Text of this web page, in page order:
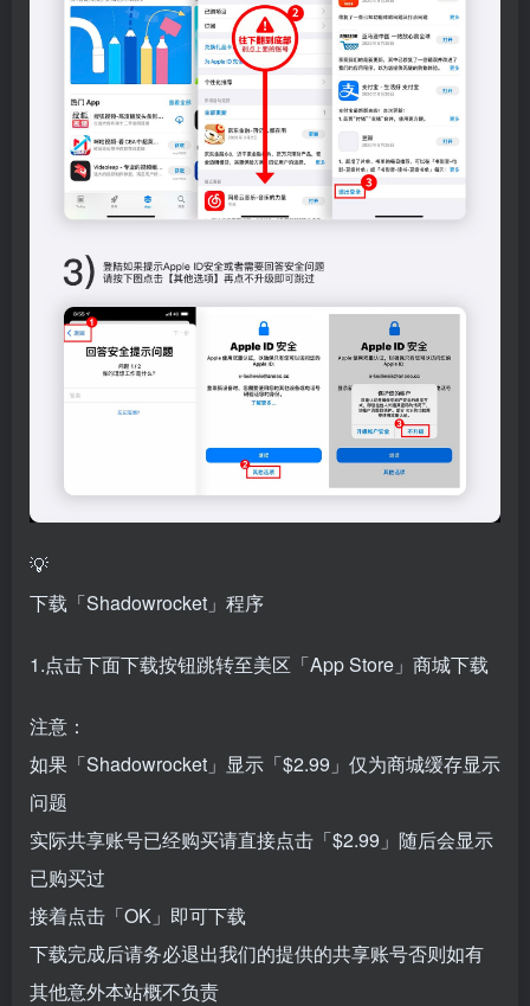
💡
下载「Shadowrocket」程序
1.点击下面下载按钮跳转至美区「App Store」商城下载
注意：
如果「Shadowrocket」显示「$2.99」仅为商城缓存显示
问题
实际共享账号已经购买请直接点击「$2.99」随后会显示
已购买过
接着点击「OK」即可下载
下载完成后请务必退出我们的提供的共享账号否则如有
其他意外本站概不负责